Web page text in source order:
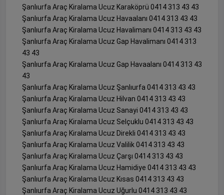
Şanlıurfa Araç Kiralama Ucuz Karaköprü 0414 313 43 43
Şanlıurfa Araç Kiralama Ucuz Havaalanı 0414 313 43 43
Şanlıurfa Araç Kiralama Ucuz Havalimanı 0414 313 43 43
Şanlıurfa Araç Kiralama Ucuz Gap Havalimanı 0414 313
43 43
Şanlıurfa Araç Kiralama Ucuz Gap Havaalanı 0414 313 43
43
Şanlıurfa Araç Kiralama Ucuz Şanlıurfa 0414 313 43 43
Şanlıurfa Araç Kiralama Ucuz Hilvan 0414 313 43 43
Şanlıurfa Araç Kiralama Ucuz Sanayi 0414 313 43 43
Şanlıurfa Araç Kiralama Ucuz Selçuklu 0414 313 43 43
Şanlıurfa Araç Kiralama Ucuz Direkli 0414 313 43 43
Şanlıurfa Araç Kiralama Ucuz Valilik 0414 313 43 43
Şanlıurfa Araç Kiralama Ucuz Çarşı 0414 313 43 43
Şanlıurfa Araç Kiralama Ucuz Hamidiye 0414 313 43 43
Şanlıurfa Araç Kiralama Ucuz Kısas 0414 313 43 43
Şanlıurfa Araç Kiralama Ucuz Uğurlu 0414 313 43 43